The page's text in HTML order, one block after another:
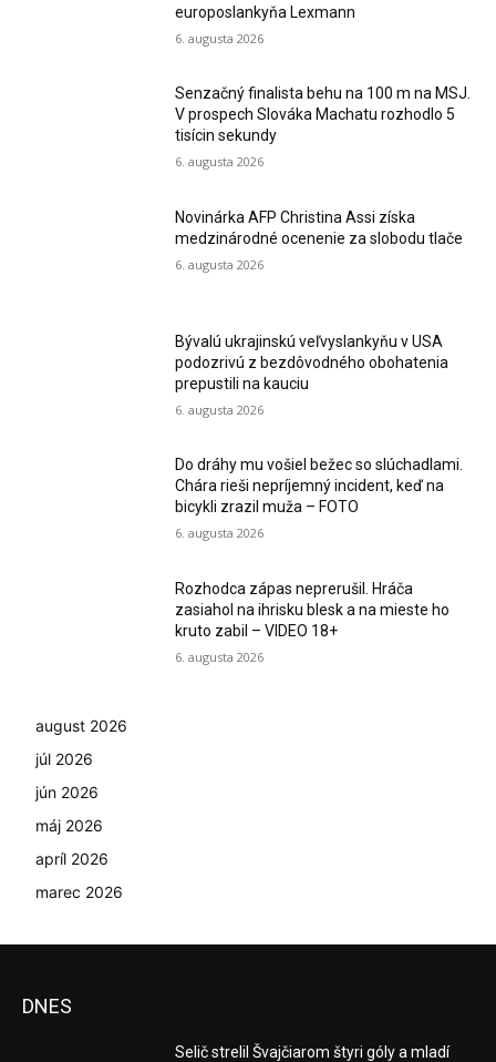
europoslankyňa Lexmann
6. augusta 2026
Senzačný finalista behu na 100 m na MSJ.
V prospech Slováka Machatu rozhodlo 5
tisícin sekundy
6. augusta 2026
Novinárka AFP Christina Assi získa
medzinárodné ocenenie za slobodu tlače
6. augusta 2026
Bývalú ukrajinskú veľvyslankyňu v USA
podozrivú z bezdôvodného obohatenia
prepustili na kauciu
6. augusta 2026
Do dráhy mu vošiel bežec so slúchadlami.
Chára rieši nepríjemný incident, keď na
bicykli zrazil muža – FOTO
6. augusta 2026
Rozhodca zápas neprerušil. Hráča
zasiahol na ihrisku blesk a na mieste ho
kruto zabil – VIDEO 18+
6. augusta 2026
august 2026
júl 2026
jún 2026
máj 2026
apríl 2026
marec 2026
DNES
Selič strelil Švajčiarom štyri góly a mladí